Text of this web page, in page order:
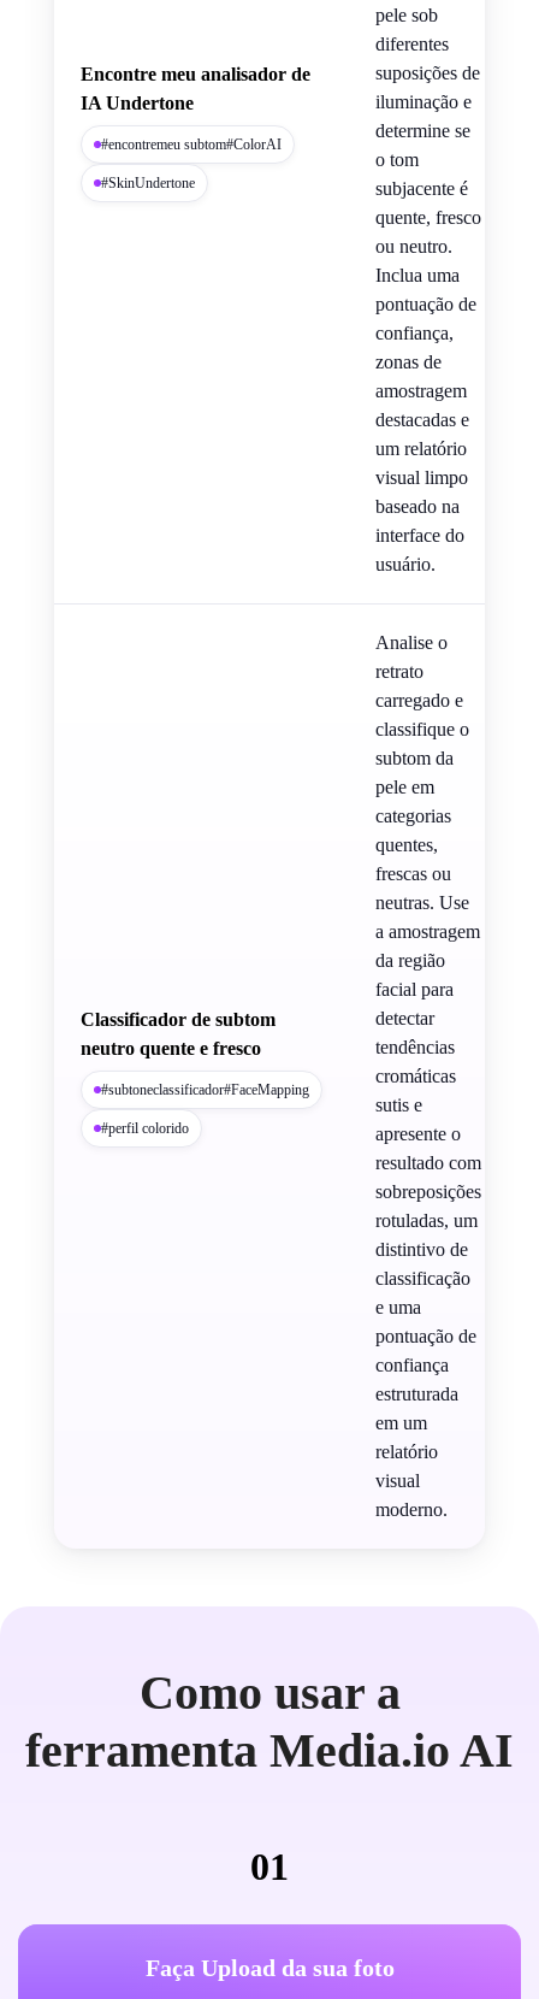
Encontre meu analisador de
IA Undertone
#encontremeu subtom#ColorAI
#SkinUndertone
pele sob
diferentes
suposições de
iluminação e
determine se
o tom
subjacente é
quente, fresco
ou neutro.
Inclua uma
pontuação de
confiança,
zonas de
amostragem
destacadas e
um relatório
visual limpo
baseado na
interface do
usuário.
Classificador de subtom
neutro quente e fresco
#subtoneclassificador#FaceMapping
#perfil colorido
Analise o
retrato
carregado e
classifique o
subtom da
pele em
categorias
quentes,
frescas ou
neutras. Use
a amostragem
da região
facial para
detectar
tendências
cromáticas
sutis e
apresente o
resultado com
sobreposições
rotuladas, um
distintivo de
classificação
e uma
pontuação de
confiança
estruturada
em um
relatório
visual
moderno.
Como usar a
ferramenta Media.io AI
01
Faça Upload da sua foto